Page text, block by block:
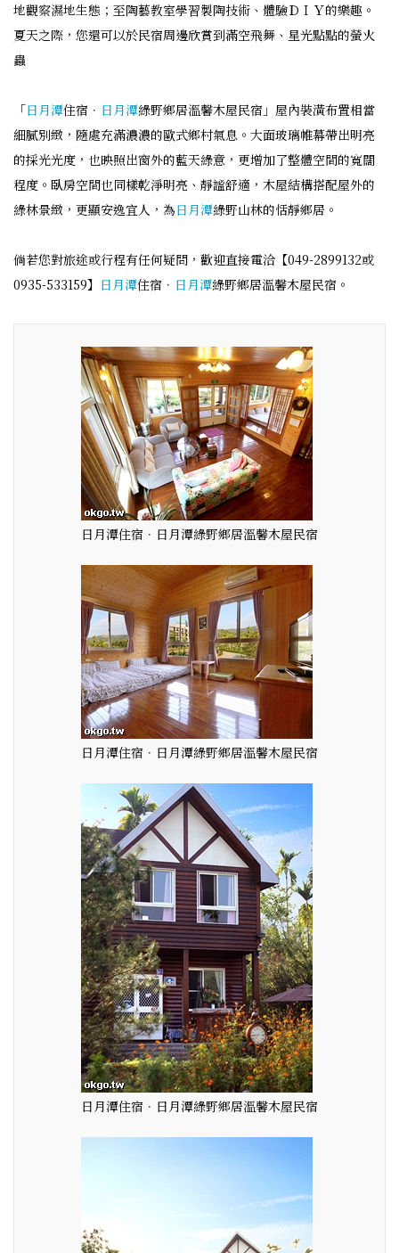
地觀察濕地生態；至陶藝教室學習製陶技術、體驗ＤＩＹ的樂趣。
夏天之際，您還可以於民宿周邊欣賞到滿空飛舞、星光點點的螢火
蟲
「日月潭住宿． 日月潭綠野鄉居溫馨木屋民宿」屋內裝潢布置相當
細膩別緻，隨處充滿濃濃的歐式鄉村氣息。大面玻璃帷幕帶出明亮
的採光光度，也映照出窗外的藍天綠意，更增加了整體空間的寬闊
程度。臥房空間也同樣乾淨明亮、靜謐舒適，木屋結構搭配屋外的
綠林景緻，更顯安逸宜人，為日月潭綠野山林的恬靜鄉居。
倘若您對旅途或行程有任何疑問，歡迎直接電洽【049-2899132或
0935-533159】 日月潭住宿． 日月潭綠野鄉居溫馨木屋民宿。
日月潭住宿．日月潭綠野鄉居溫馨木屋民宿
日月潭住宿．日月潭綠野鄉居溫馨木屋民宿
日月潭住宿．日月潭綠野鄉居溫馨木屋民宿